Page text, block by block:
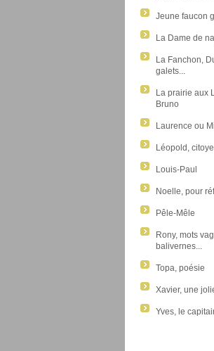
Jeune faucon
La Dame de
La Fanchon,
galets...
La prairie aux
Bruno
Laurence ou
Léopold,
Louis-Paul
Noelle, pour
Pêle-Mêle
Rony, mots
balivernes...
Topa, poésie
Xavier, une
Yves, le